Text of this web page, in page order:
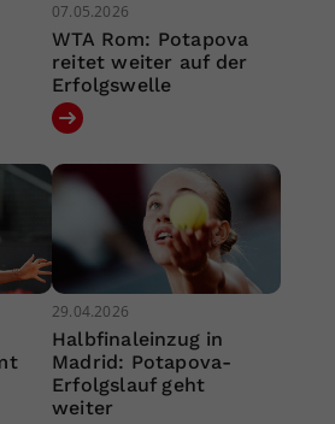
07.05.2026
WTA Rom: Potapova
reitet weiter auf der
Erfolgswelle
29.04.2026
Halbfinaleinzug in
Madrid: Potapova-
Erfolgslauf geht
weiter